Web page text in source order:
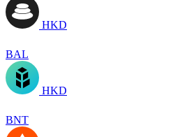
HKD
BAL
HKD
BNT